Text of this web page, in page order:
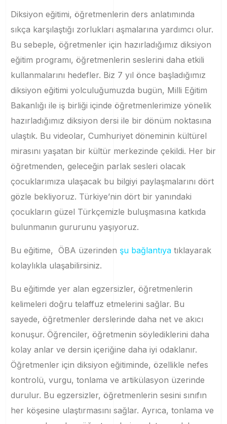
Diksiyon eğitimi, öğretmenlerin ders anlatımında
sıkça karşılaştığı zorlukları aşmalarına yardımcı olur.
Bu sebeple, öğretmenler için hazırladığımız diksiyon
eğitim programı, öğretmenlerin seslerini daha etkili
kullanmalarını hedefler. Biz 7 yıl önce başladığımız
diksiyon eğitimi yolculuğumuzda bugün, Milli Eğitim
Bakanlığı ile iş birliği içinde öğretmenlerimize yönelik
hazırladığımız diksiyon dersi ile bir dönüm noktasına
ulaştık. Bu videolar, Cumhuriyet döneminin kültürel
mirasını yaşatan bir kültür merkezinde çekildi. Her bir
öğretmenden, geleceğin parlak sesleri olacak
çocuklarımıza ulaşacak bu bilgiyi paylaşmalarını dört
gözle bekliyoruz. Türkiye’nin dört bir yanındaki
çocukların güzel Türkçemizle buluşmasına katkıda
bulunmanın gururunu yaşıyoruz.
Bu eğitime, ÖBA üzerinden şu bağlantıya tıklayarak
kolaylıkla ulaşabilirsiniz.
Bu eğitimde yer alan egzersizler, öğretmenlerin
kelimeleri doğru telaffuz etmelerini sağlar. Bu
sayede, öğretmenler derslerinde daha net ve akıcı
konuşur. Öğrenciler, öğretmenin söylediklerini daha
kolay anlar ve dersin içeriğine daha iyi odaklanır.
Öğretmenler için diksiyon eğitiminde, özellikle nefes
kontrolü, vurgu, tonlama ve artikülasyon üzerinde
durulur. Bu egzersizler, öğretmenlerin sesini sınıfın
her köşesine ulaştırmasını sağlar. Ayrıca, tonlama ve